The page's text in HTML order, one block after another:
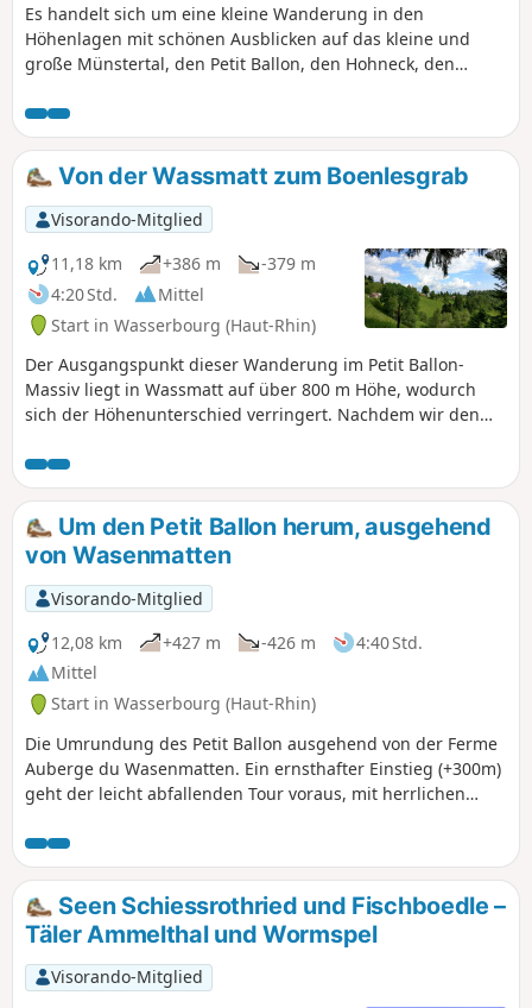
Es handelt sich um eine kleine Wanderung in den
Höhenlagen mit schönen Ausblicken auf das kleine und
große Münstertal, den Petit Ballon, den Hohneck, den
gutes Schuhwerk, da man einige Passagen überqueren
muss, an denen man über Felsen klettern muss (Nordseite
des Petit Hohneck), und der Abstieg vom Schaefferthal zum
Gaschney sehr felsig ist.Mit etwas Glück begegnen Sie
einigen Gämsen, die auf den Almen grasen. ⚠️ Diese
Wanderung ist im Winter nicht möglich. Hier finden Sie die
gesperrten markierten Wanderwege.
Von der Wassmatt zum Boenlesgrab
Visorando-Mitglied
11,18 km
+386 m
-379 m
4:20 Std.
Mittel
Start in Wasserbourg (Haut-Rhin)
Der Ausgangspunkt dieser Wanderung im Petit Ballon-
Massiv liegt in Wassmatt auf über 800 m Höhe, wodurch
sich der Höhenunterschied verringert. Nachdem wir den
seinem Panoramablick auf das Tal von Wasserburg, die
elsässische Ebene und den Schwarzwald erreicht haben,
führt uns die Route zu den Gipfeln, um dann durch den
Wald nach Boenlesgrab hinabzusteigen. Der Rückweg ist
ruhiger und führt über Dreischoepf und Hanspen, bevor
wir wieder Wassmatt erreichen.
Um den Petit Ballon herum, ausgehend
von Wasenmatten
Visorando-Mitglied
12,08 km
+427 m -426 m
4:40 Std.
Mittel
Start in Wasserbourg (Haut-Rhin)
Die Umrundung des Petit Ballon ausgehend von der Ferme
Auberge du Wasenmatten. Ein ernsthafter Einstieg (+300m)
geht der leicht abfallenden Tour voraus, mit herrlichen
Schwarzwald, Jura und für die Glücklichen auch die Alpen.
Seen Schiessrothried und Fischboedle –
Täler Ammelthal und Wormspel
Visorando-Mitglied